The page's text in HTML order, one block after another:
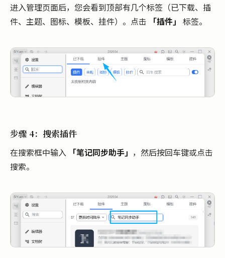
进入管理页面后，您会看到顶部有几个标签（已下载、插
件、主题、图标、模板、挂件）。点击
「插件」 标签。
步骤 4：搜索插件
在搜索框中输入 「笔记同步助手」 ，然后按回车键或点击
搜索。